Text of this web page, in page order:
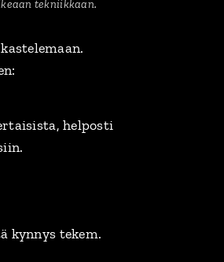
tekniikkaan.
helposti
kynnys tekem.